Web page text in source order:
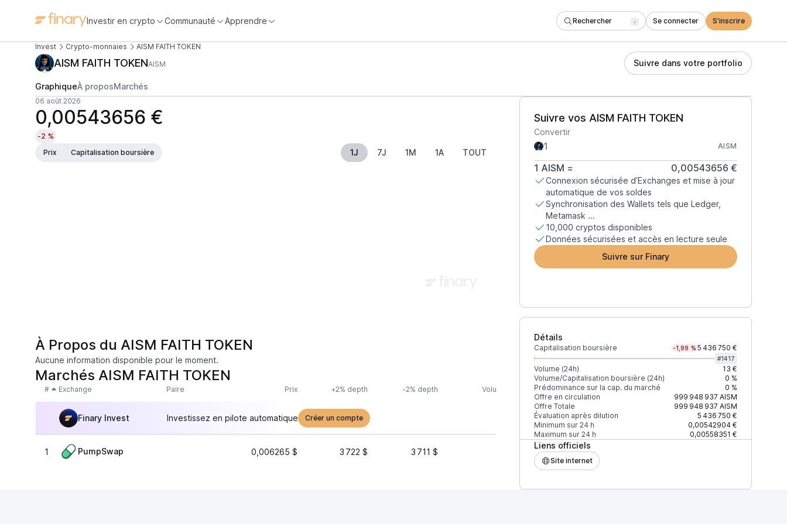
Investir en crypto Communauté Apprendre Rechercher / Se connecter S'inscrire
Invest Crypto-monnaies AISM FAITH TOKEN
AISM FAITH TOKENAISM Suivre dans votre portfolio
GraphiqueÀ proposMarchés
06 août 2026
0,00543656 €
-2 %
Prix
Capitalisation boursière 1J 7J 1M 1A TOUT
Suivre vos AISM FAITH TOKEN
Convertir
AISM
1 AISM = 0,00543656 €
Connexion sécurisée d’Exchanges et mise à jour
automatique de vos soldes
Synchronisation des Wallets tels que Ledger,
Metamask ...
10,000 cryptos disponibles
Données sécurisées et accès en lecture seule
Suivre sur Finary
Détails
Capitalisation boursière -1,99 % 5 436 750 €
#1417
Volume (24h)
13 €
Volume/Capitalisation boursière (24h)
0 %
Prédominance sur la cap. du marché
0 %
Offre en circulation
999 948 937 AISM
Offre Totale
999 948 937 AISM
Évaluation après dilution
5 436 750 €
Minimum sur 24 h
0,00542904 €
Maximum sur 24 h
0,00558351 €
Liens officiels
Site internet
À Propos du AISM FAITH TOKEN
Aucune information disponible pour le moment.
Marchés AISM FAITH TOKEN
# Exchange Paire Prix +2% depth -2% depth Volume (24h) % du volume Confiance Mis à jour
Finary Invest Investissez en pilote automatique Créer un compte
1 PumpSwap 0,006265 $ 3 722 $ 3 711 $ 100 %